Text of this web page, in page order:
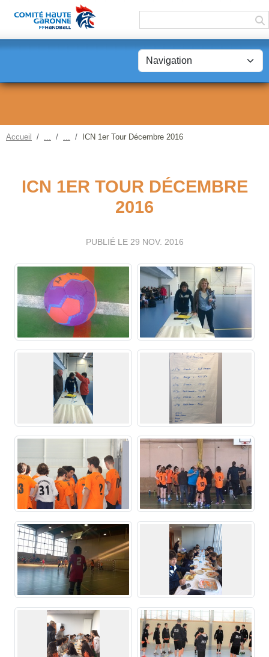
Accueil ICN 1er Tour Décembre 2016
ICN 1ER TOUR DÉCEMBRE
2016
PUBLIÉ LE 29 NOV. 2016
Panneau de gestion des cookies